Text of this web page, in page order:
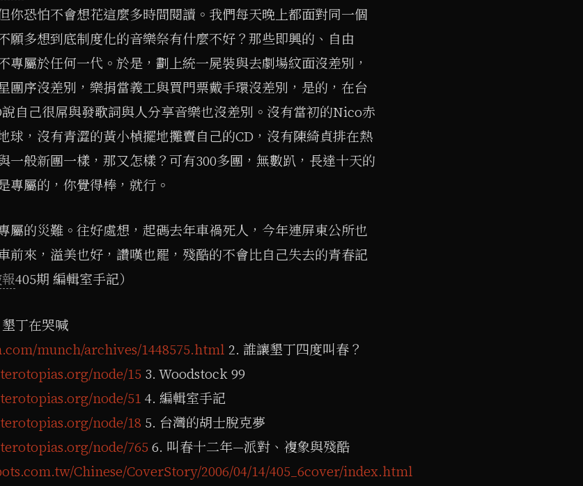
你恐怕不會想花這麼多時間閱讀。我們每天晚上都面對同一個
願多想到底制度化的音樂祭有什麼不好？那些即興的、自由
專屬於任何一代。於是，劃上統一屍裝與去劇場紋面沒差別，
團序沒差別，樂捐當義工與買門票戴手環沒差別，是的，在台
說自己很屌與發歌詞與人分享音樂也沒差別。沒有當初的Nico赤
球，沒有青澀的黃小楨擺地攤賣自己的CD，沒有陳綺貞排在熱
一般新團一樣，那又怎樣？可有300多團，無數趴，長達十天的
專屬的，你覺得棒，就行。
屬的災難。往好處想，起碼去年車禍死人，今年連屏東公所也
前來，溢美也好，讚嘆也罷，殘酷的不會比自己失去的青春記
405期 編輯室手記）
丁在哭喊
munch/archives/1448575.html 2. 誰讓墾丁四度叫春？
node/15 3. Woodstock 99
node/51 4. 編輯室手記
node/18 5. 台灣的胡士脫克夢
node/765 6. 叫春十二年—派對、複象與殘酷
Chinese/CoverStory/2006/04/14/405_6cover/index.html